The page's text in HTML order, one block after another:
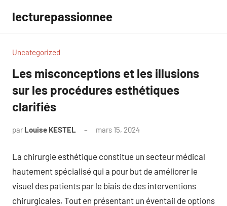
contenu
lecturepassionnee
Uncategorized
Les misconceptions et les illusions
sur les procédures esthétiques
clarifiés
par Louise KESTEL mars 15, 2024
La chirurgie esthétique constitue un secteur médical
hautement spécialisé qui a pour but de améliorer le
visuel des patients par le biais de des interventions
chirurgicales. Tout en présentant un éventail de options